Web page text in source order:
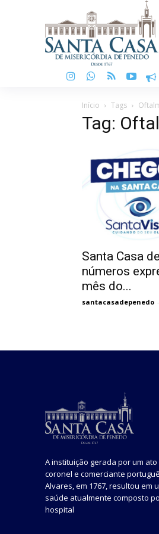
Início Tags
Tag:
Santa Casa
números
mês do...
santacasadepenedo -
A instituição gerada por um
coronel e comerciante
Alvares, em 1767, resultou em
saúde atualmente composto
hospital